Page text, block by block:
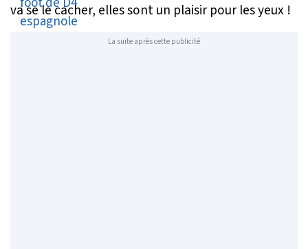
va se le cacher, elles sont un plaisir pour les yeux !
La suite après cette publicité